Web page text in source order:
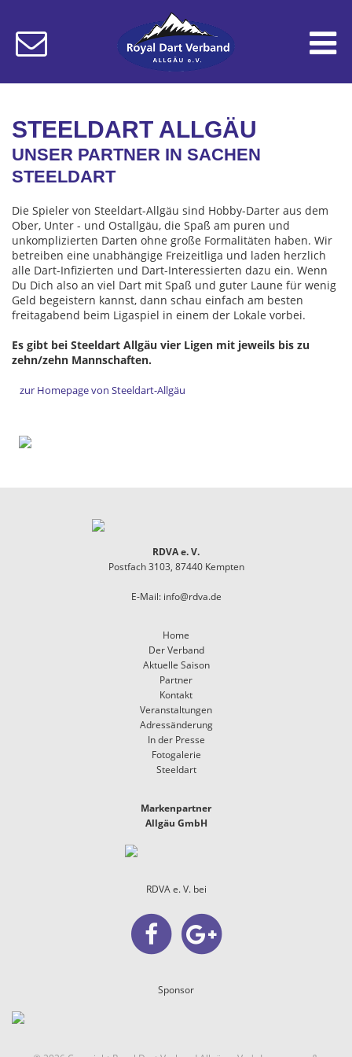
STEELDART ALLGÄU
UNSER PARTNER IN SACHEN
STEELDART
Die Spieler von Steeldart-Allgäu sind Hobby-Darter aus dem
Ober, Unter - und Ostallgäu, die Spaß am puren und
unkomplizierten Darten ohne große Formalitäten haben. Wir
betreiben eine unabhängige Freizeitliga und laden herzlich
alle Dart-Infizierten und Dart-Interessierten dazu ein. Wenn
Du Dich also an viel Dart mit Spaß und guter Laune für wenig
Geld begeistern kannst, dann schau einfach am besten
freitagabend beim Ligaspiel in einem der Lokale vorbei.
Es gibt bei Steeldart Allgäu vier Ligen mit jeweils bis zu
zehn/zehn Mannschaften.
zur Homepage von Steeldart-Allgäu
RDVA e. V.
Postfach 3103, 87440 Kempten
E-Mail: info@rdva.de
Home
Der Verband
Aktuelle Saison
Partner
Kontakt
Veranstaltungen
Adressänderung
In der Presse
Fotogalerie
Steeldart
Markenpartner
Allgäu GmbH
RDVA e. V. bei
Sponsor